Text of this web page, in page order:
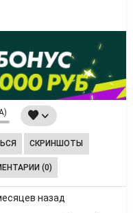
СКРИНШОТЫ
(0)
назад